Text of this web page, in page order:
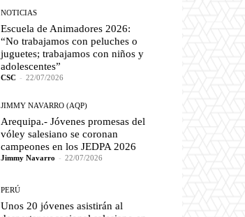
NOTICIAS
Escuela de Animadores 2026:
“No trabajamos con peluches o
juguetes; trabajamos con niños y
adolescentes”
CSC - 22/07/2026
JIMMY NAVARRO (AQP)
Arequipa.- Jóvenes promesas del
vóley salesiano se coronan
campeones en los JEDPA 2026
Jimmy Navarro - 22/07/2026
PERÚ
Unos 20 jóvenes asistirán al